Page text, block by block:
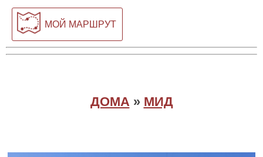
МОЙ МАРШРУТ
ДОМА » МИД